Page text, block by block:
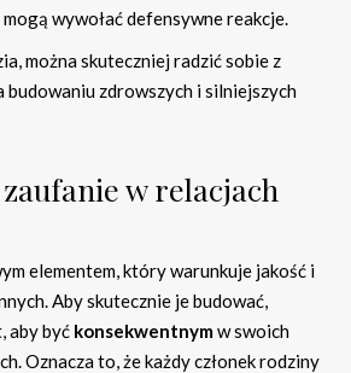
wywołać defensywne reakcje.
można skuteczniej radzić sobie z
budowaniu zdrowszych i silniejszych
w relacjach
elementem, który warunkuje jakość i
Aby skutecznie je budować,
aby być konsekwentnymw swoich
Oznacza to, że każdy członek rodziny